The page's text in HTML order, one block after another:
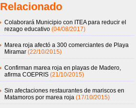
Relacionado
Colaborará Municipio con ITEA para reducir el
rezago educativo (04/08/2017)
Marea roja afectó a 300 comerciantes de Playa
Miramar (22/10/2015)
Confirman marea roja en playas de Madero,
afirma COEPRIS (21/10/2015)
Sin afectaciones restaurantes de mariscos en
Matamoros por marea roja (17/10/2015)